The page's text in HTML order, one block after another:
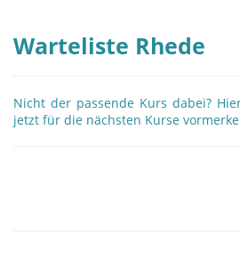
Warteliste Rhede
Nicht der passende Kurs dabei?
jetzt für die nächsten Kurse